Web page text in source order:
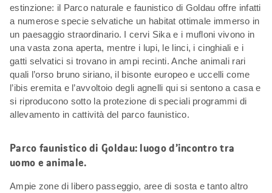
estinzione: il Parco naturale e faunistico di Goldau offre infatti
a numerose specie selvatiche un habitat ottimale immerso in
un paesaggio straordinario. I cervi Sika e i mufloni vivono in
una vasta zona aperta, mentre i lupi, le linci, i cinghiali e i
gatti selvatici si trovano in ampi recinti. Anche animali rari
quali l’orso bruno siriano, il bisonte europeo e uccelli come
l’ibis eremita e l’avvoltoio degli agnelli qui si sentono a casa e
si riproducono sotto la protezione di speciali programmi di
allevamento in cattività del parco faunistico.
Parco faunistico di Goldau: luogo d’incontro tra
uomo e animale.
Ampie zone di libero passeggio, aree di sosta e tanto altro